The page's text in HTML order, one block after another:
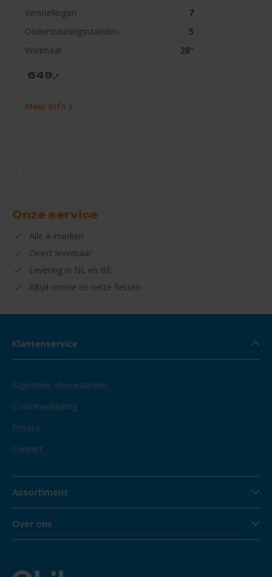
Versnellingen
7
Ondersteuningsstanden
5
Wielmaat
28''
649,-
Meer info
Onze service
Alle A-merken
Direct leverbaar
Levering in NL en BE
Altijd mooie en nette fietsen
Klantenservice
Algemene Voorwaarden
Cookieverklaring
Privacy
Contact
Assortiment
Over ons